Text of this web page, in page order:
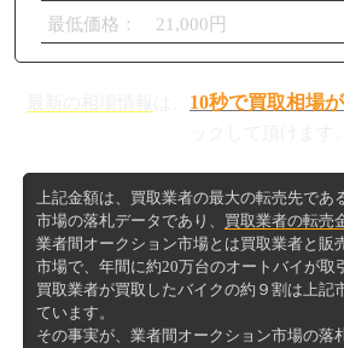
最低価格： 21,000円
10秒で買取相場
上記金額は、買取業者の最大の転売先であ
市場の落札データであり、 買取業者の転売
業者間オークション市場とは買取業者と販
市場で、年間に約20万台のオートバイが取
買取業者が買取したバイクの約９割は上記
ています。
その事実が、業者間オークション市場の落